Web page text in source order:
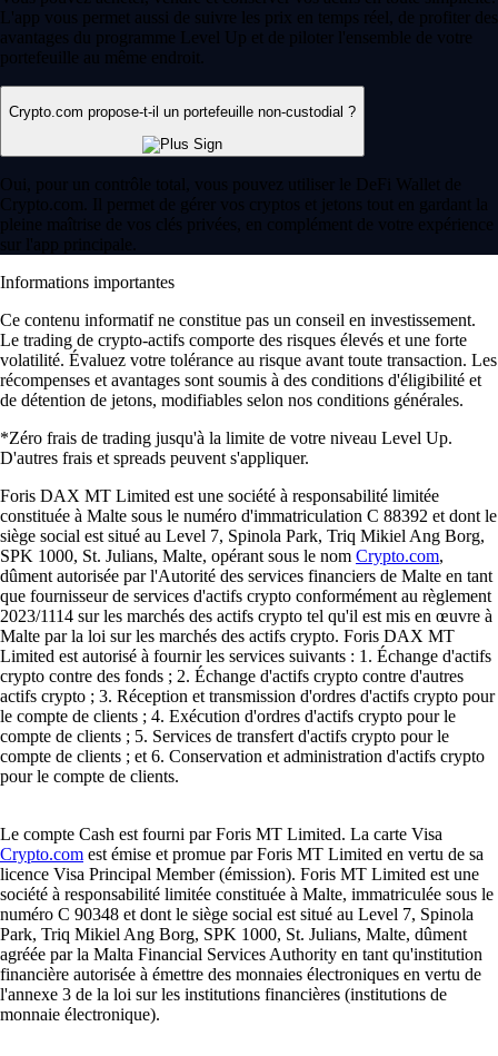
L'app vous permet aussi de suivre les prix en temps réel, de profiter des
avantages du programme Level Up et de piloter l'ensemble de votre
portefeuille au même endroit.
Crypto.com propose-t-il un portefeuille non-custodial ?
Oui, pour un contrôle total, vous pouvez utiliser le DeFi Wallet de
Crypto.com. Il permet de gérer vos cryptos et jetons tout en gardant la
pleine maîtrise de vos clés privées, en complément de votre expérience
sur l'app principale.
Informations importantes
Ce contenu informatif ne constitue pas un conseil en investissement.
Le trading de crypto-actifs comporte des risques élevés et une forte
volatilité. Évaluez votre tolérance au risque avant toute transaction. Les
récompenses et avantages sont soumis à des conditions d'éligibilité et
de détention de jetons, modifiables selon nos conditions générales.
*Zéro frais de trading jusqu'à la limite de votre niveau Level Up.
D'autres frais et spreads peuvent s'appliquer.
Foris DAX MT Limited est une société à responsabilité limitée
constituée à Malte sous le numéro d'immatriculation C 88392 et dont le
siège social est situé au Level 7, Spinola Park, Triq Mikiel Ang Borg,
SPK 1000, St. Julians, Malte, opérant sous le nom Crypto.com,
dûment autorisée par l'Autorité des services financiers de Malte en tant
que fournisseur de services d'actifs crypto conformément au règlement
2023/1114 sur les marchés des actifs crypto tel qu'il est mis en œuvre à
Malte par la loi sur les marchés des actifs crypto. Foris DAX MT
Limited est autorisé à fournir les services suivants : 1. Échange d'actifs
crypto contre des fonds ; 2. Échange d'actifs crypto contre d'autres
actifs crypto ; 3. Réception et transmission d'ordres d'actifs crypto pour
le compte de clients ; 4. Exécution d'ordres d'actifs crypto pour le
compte de clients ; 5. Services de transfert d'actifs crypto pour le
compte de clients ; et 6. Conservation et administration d'actifs crypto
pour le compte de clients.
Le compte Cash est fourni par Foris MT Limited. La carte Visa
Crypto.com est émise et promue par Foris MT Limited en vertu de sa
licence Visa Principal Member (émission). Foris MT Limited est une
société à responsabilité limitée constituée à Malte, immatriculée sous le
numéro C 90348 et dont le siège social est situé au Level 7, Spinola
Park, Triq Mikiel Ang Borg, SPK 1000, St. Julians, Malte, dûment
agréée par la Malta Financial Services Authority en tant qu'institution
financière autorisée à émettre des monnaies électroniques en vertu de
l'annexe 3 de la loi sur les institutions financières (institutions de
monnaie électronique).